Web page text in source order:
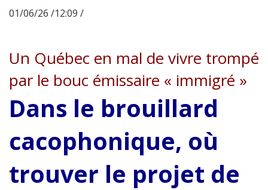
01/06/26 /12:09 /
Un Québec en mal de vivre trompé
par le bouc émissaire « immigré »
Dans le brouillard
cacophonique, où
trouver le projet de